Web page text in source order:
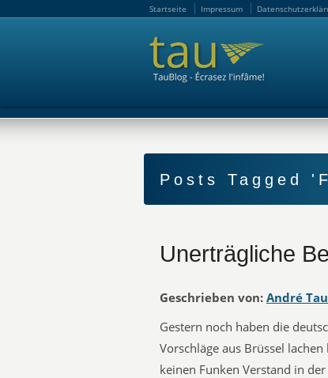
Startseite Impressum
Posts Tagged
Unerträgliche
Geschrieben von: André
Gestern noch haben die
Vorschläge aus Brüssel
keinen Funken Verstand in
Startseite Impressum